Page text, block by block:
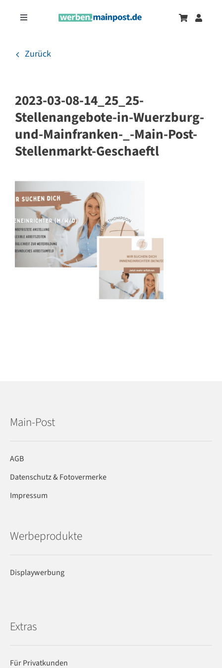
InhaltToggle
Onlinewerbung
Zurück
2023-03-08-14_25_25-
Stellenangebote-in-Wuerzburg-
und-Mainfranken-_-Main-Post-
Stellenmarkt-Geschaeftl
Main-Post
AGB
Datenschutz & Fotovermerke
Impressum
Werbeprodukte
Displaywerbung
Extras
Für Privatkunden